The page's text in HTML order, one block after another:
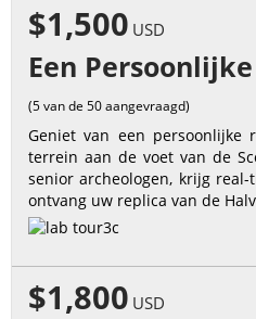
$1,500 USD
Een
(5 van de 50 aangevraagd)
Geniet van een persoonlijke
terrein aan de voet van de
senior archeologen, krijg
ontvang uw replica van de
$1,800 USD